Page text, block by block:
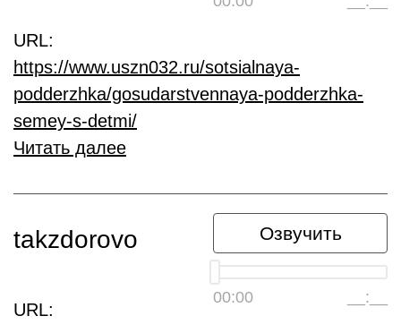
URL:
https://www.uszn032.ru/sotsialnaya-
podderzhka/gosudarstvennaya-podderzhka-
semey-s-detmi/
Читать далее
Озвучить
00:00 __:__
takzdorovo
URL: